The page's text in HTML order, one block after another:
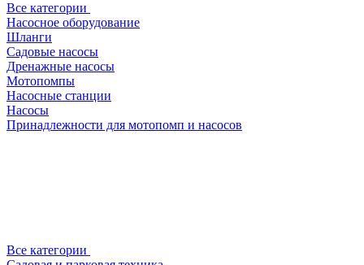
Все категории
Насосное оборудование
Шланги
Садовые насосы
Дренажные насосы
Мотопомпы
Насосные станции
Насосы
Принадлежности для мотопомп и насосов
Все категории